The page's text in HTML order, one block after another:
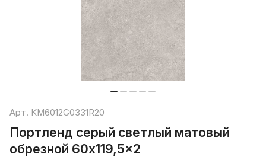
Арт. KM6012G0331R20
Портленд серый светлый матовый
обрезной 60x119,5x2